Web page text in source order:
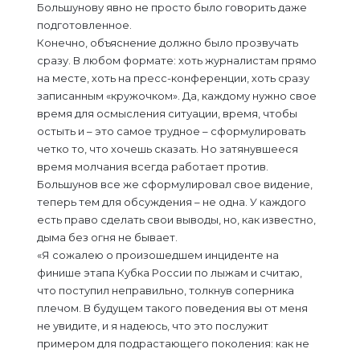
Большунову явно не просто было говорить даже
подготовленное.
Конечно, объяснение должно было прозвучать
сразу. В любом формате: хоть журналистам прямо
на месте, хоть на пресс-конференции, хоть сразу
записанным «кружочком». Да, каждому нужно свое
время для осмысления ситуации, время, чтобы
остыть и – это самое трудное – сформулировать
четко то, что хочешь сказать. Но затянувшееся
время молчания всегда работает против.
Большунов все же сформулировал свое видение,
теперь тем для обсуждения – не одна. У каждого
есть право сделать свои выводы, но, как известно,
дыма без огня не бывает.
«Я сожалею о произошедшем инциденте на
финише этапа Кубка России по лыжам и считаю,
что поступил неправильно, толкнув соперника
плечом. В будущем такого поведения вы от меня
не увидите, и я надеюсь, что это послужит
примером для подрастающего поколения: как не